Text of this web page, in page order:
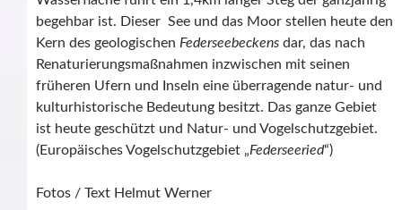
begehbar ist. Dieser See und das Moor stellen heute den
Kern des geologischen Federseebeckens dar, das nach
Renaturierungsmaßnahmen inzwischen mit seinen
früheren Ufern und Inseln eine überragende natur- und
kulturhistorische Bedeutung besitzt. Das ganze Gebiet
ist heute geschützt und Natur- und Vogelschutzgebiet.
(Europäisches Vogelschutzgebiet „Federseeried“)
Fotos / Text Helmut Werner